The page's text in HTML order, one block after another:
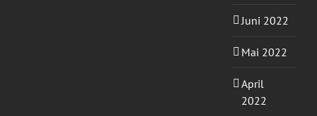
Juni 2022
Mai 2022
April
2022